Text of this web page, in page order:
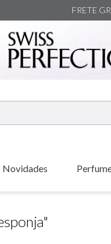
FRETE
Novidades
"
2º